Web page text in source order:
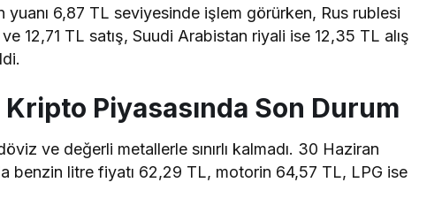
yuanı 6,87 TL seviyesinde işlem görürken, Rus rublesi
12,71 TL satış, Suudi Arabistan riyali ise 12,35 TL alış
Piyasasında Son Durum
ve değerli metallerle sınırlı kalmadı. 30 Haziran
benzin litre fiyatı 62,29 TL, motorin 64,57 TL, LPG ise